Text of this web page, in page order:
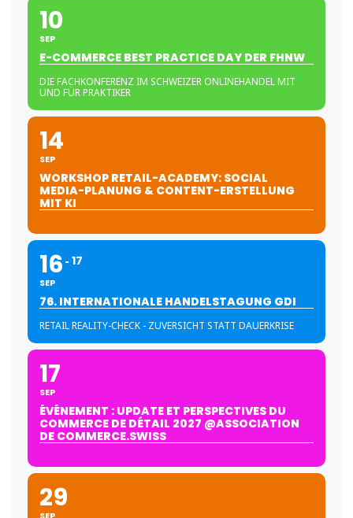
10
SEP
E-COMMERCE BEST PRACTICE DAY DER FHNW
DIE FACHKONFERENZ IM SCHWEIZER ONLINEHANDEL MIT
UND FÜR PRAKTIKER
14
SEP
WORKSHOP RETAIL-ACADEMY: SOCIAL
MEDIA-PLANUNG & CONTENT-ERSTELLUNG
MIT KI
16
SEP
17
76. INTERNATIONALE HANDELSTAGUNG GDI
RETAIL REALITY-CHECK - ZUVERSICHT STATT DAUERKRISE
17
SEP
ÉVÉNEMENT : UPDATE ET PERSPECTIVES DU
COMMERCE DE DÉTAIL 2027 @ASSOCIATION
DE COMMERCE.SWISS
29